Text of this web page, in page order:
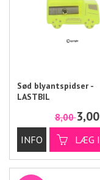
Sød blyantspidser -
LASTBIL
8,003,00